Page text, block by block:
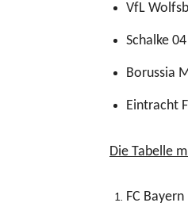
VfL
Schalke
Borussia
Eintracht
Die Tabelle
FC